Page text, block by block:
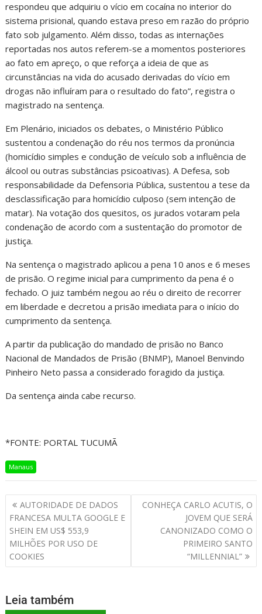
respondeu que adquiriu o vício em cocaína no interior do
sistema prisional, quando estava preso em razão do próprio
fato sob julgamento. Além disso, todas as internações
reportadas nos autos referem-se a momentos posteriores
ao fato em apreço, o que reforça a ideia de que as
circunstâncias na vida do acusado derivadas do vício em
drogas não influíram para o resultado do fato”, registra o
magistrado na sentença.
Em Plenário, iniciados os debates, o Ministério Público
sustentou a condenação do réu nos termos da pronúncia
(homicídio simples e condução de veículo sob a influência de
álcool ou outras substâncias psicoativas). A Defesa, sob
responsabilidade da Defensoria Pública, sustentou a tese da
desclassificação para homicídio culposo (sem intenção de
matar). Na votação dos quesitos, os jurados votaram pela
condenação de acordo com a sustentação do promotor de
justiça.
Na sentença o magistrado aplicou a pena 10 anos e 6 meses
de prisão. O regime inicial para cumprimento da pena é o
fechado. O juiz também negou ao réu o direito de recorrer
em liberdade e decretou a prisão imediata para o início do
cumprimento da sentença.
A partir da publicação do mandado de prisão no Banco
Nacional de Mandados de Prisão (BNMP), Manoel Benvindo
Pinheiro Neto passa a considerado foragido da justiça.
Da sentença ainda cabe recurso.
*FONTE: PORTAL TUCUMÃ
Manaus
AUTORIDADE DE DADOS
FRANCESA MULTA GOOGLE E
SHEIN EM US$ 553,9
MILHÕES POR USO DE
COOKIES
CONHEÇA CARLO ACUTIS, O
JOVEM QUE SERÁ
CANONIZADO COMO O
PRIMEIRO SANTO
“MILLENNIAL”
Leia também